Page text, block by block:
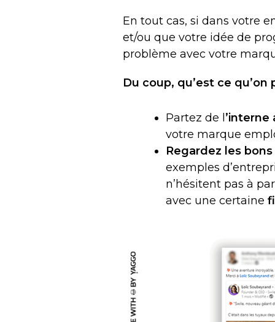
En tout cas, si dans votre
et/ou que votre idée de
problème avec votre
Du coup, qu’est ce
Partez de l
votre marque
Regardez les
exemples
n’hésitent pas à
avec une certaine